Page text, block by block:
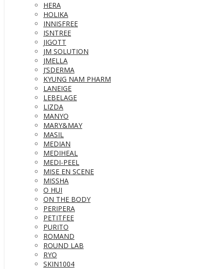
HERA
HOLIKA
INNISFREE
ISNTREE
JIGOTT
JM SOLUTION
JMELLA
J’SDERMA
KYUNG NAM PHARM
LANEIGE
LEBELAGE
LIZDA
MANYO
MARY&MAY
MASIL
MEDIAN
MEDIHEAL
MEDI-PEEL
MISE EN SCENE
MISSHA
O HUI
ON THE BODY
PERIPERA
PETITFEE
PURITO
ROMAND
ROUND LAB
RYO
SKIN1004